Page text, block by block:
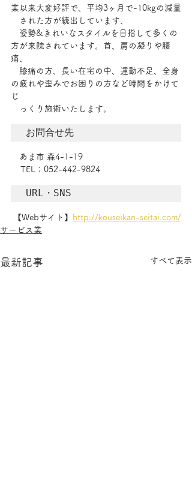
業以来大変好評で、平均3ヶ月で-10kgの減量
された方が続出しています、
姿勢&きれいなスタイルを目指して多くの
方が来院されています。首、肩の凝りや腰
痛、
膝痛の方、長い在宅の中、運動不足、全身
の疲れや歪みでお困りの方など時間をかけて
じ
っくり施術いたします。
お問合せ先
あま市 森4-1-19
    TEL：052-442-9824
URL・SNS
【Webサイト】 http://kouseikan-seitai.com/
サービス業
最新記事 すべて表示